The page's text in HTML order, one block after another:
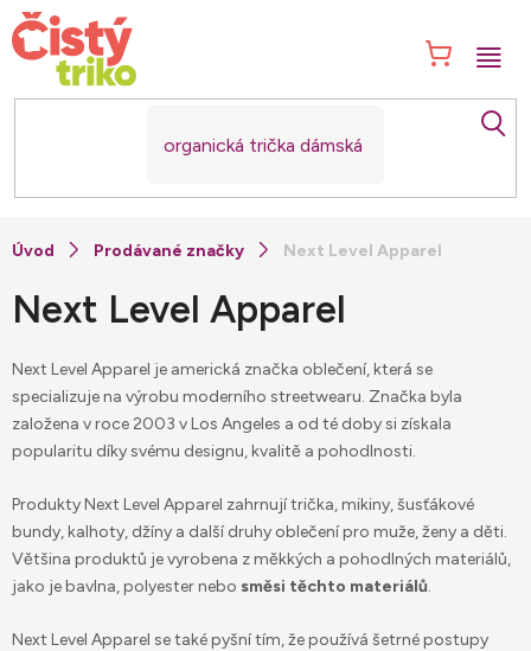
Přejít
na
obsah
Prodávané značky Next Level Apparel
Next Level Apparel
Next Level Apparel je americká značka oblečení, která se
specializuje na výrobu moderního streetwearu. Značka byla
založena v roce 2003 v Los Angeles a od té doby si získala
popularitu díky svému designu, kvalitě a pohodlnosti.
Produkty Next Level Apparel zahrnují trička, mikiny, šusťákové
bundy, kalhoty, džíny a další druhy oblečení pro muže, ženy a děti.
Většina produktů je vyrobena z měkkých a pohodlných materiálů,
jako je bavlna, polyester nebo směsi těchto materiálů.
Next Level Apparel se také pyšní tím, že používá šetrné postupy